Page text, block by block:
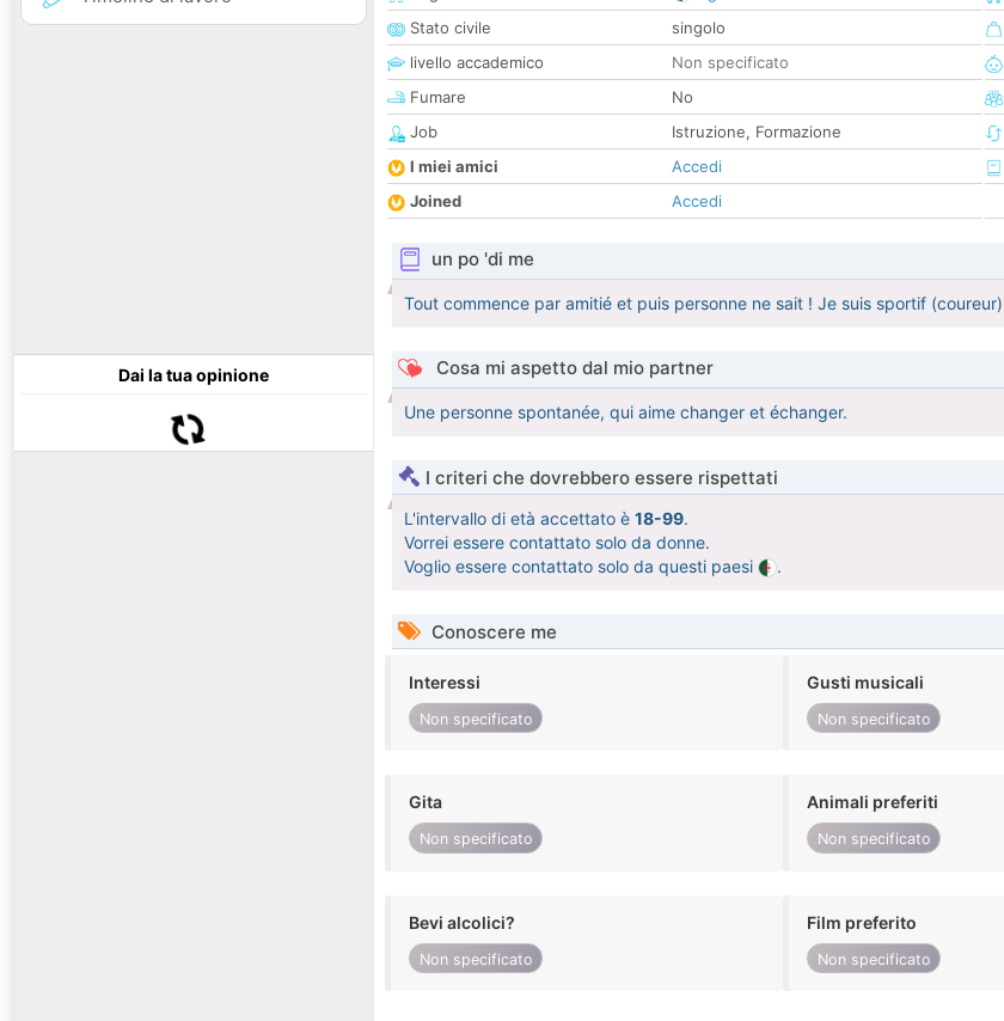
Dai la tua opinione
Stato civile
singolo
livello accademico
Non specificato
Fumare
No
Job
Istruzione, Formazione
I miei amici
Accedi
Joined
Accedi
un po 'di me
Tout commence par amitié et puis personne ne sait ! Je suis sportif
Cosa mi aspetto dal mio partner
Une personne spontanée, qui aime changer et échanger.
I criteri che dovrebbero essere rispettati
L'intervallo di età accettato è 18-99.
Vorrei essere contattato solo da donne.
Voglio essere contattato solo da questi paesi
.
Conoscere me
Interessi
Non specificato
Gusti musicali
Non specificato
Gita
Non specificato
Animali preferiti
Non specificato
Bevi alcolici?
Non specificato
Film preferito
Non specificato